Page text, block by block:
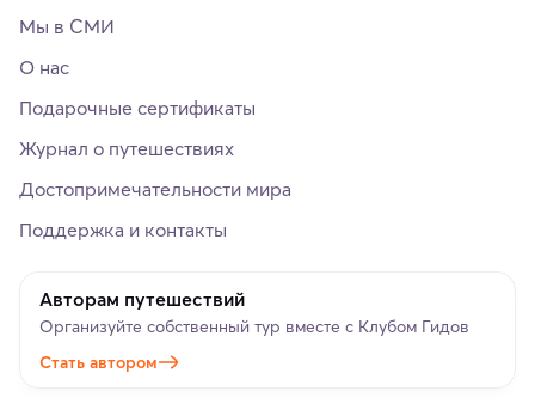
Мы в СМИ
О нас
Подарочные сертификаты
Журнал о путешествиях
Достопримечательности мира
Поддержка и контакты
Авторам путешествий
Организуйте собственный тур вместе с Клубом Гидов
Стать автором